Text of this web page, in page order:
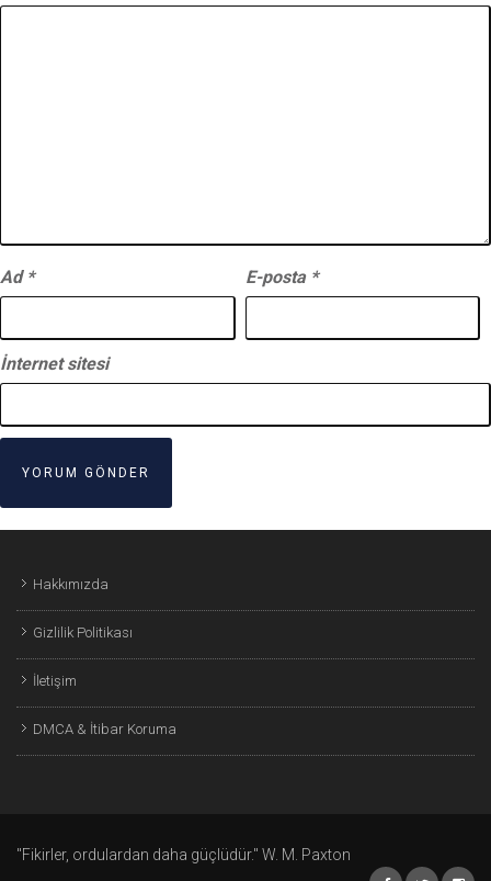
Ad * E-posta *
İnternet sitesi
Hakkımızda
Gizlilik Politikası
İletişim
DMCA & İtibar Koruma
"Fikirler, ordulardan daha güçlüdür." W. M. Paxton